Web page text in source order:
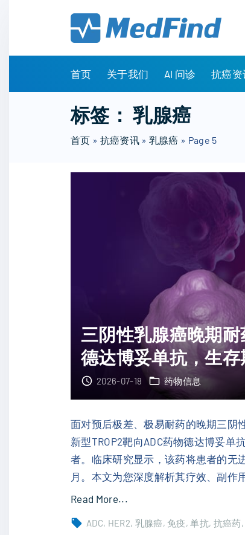
首页 关于我们 AI 问诊 抗癌资
知识科
临床研
NCCN
标签：乳腺癌
首页 » 抗癌资讯» 乳腺癌 » Page 5
三阴性乳腺癌晚期耐
德达博妥单抗，生
2026-07-18 药物信息
面对预后极差、极易耐药的晚期三阴
新型TROP2靶向ADC药物德达博妥单
者。临床研究显示，该药将患者的无
月。本文为您深度解析其疗效、副作
Read More..."
ADC HER2 乳腺癌 免疫 单抗 抗癌药